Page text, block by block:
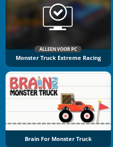
ALLEEN VOOR PC
Monster Truck Extreme Racing
Brain For Monster Truck